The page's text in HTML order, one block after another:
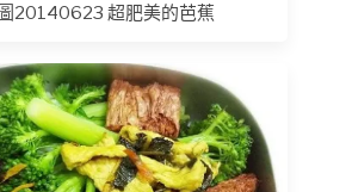
20140623 超肥美的芭蕉